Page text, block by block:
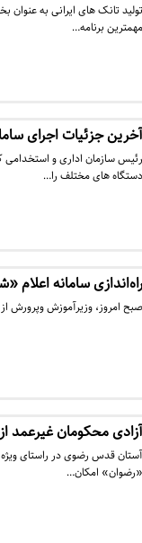
تولید تانک های ایرانی به
مهمترین برنامه…
جزئیات اجرای
رئیس سازمان اداری و
دستگاه های مختلف را…
راه‌اندازی سامانه اعلام
صبح امروز، وزیرآموزش وپرورش
محکومان غیرعمد
آستان قدس رضوی در راستای ویژه
«رضوان» امکان…